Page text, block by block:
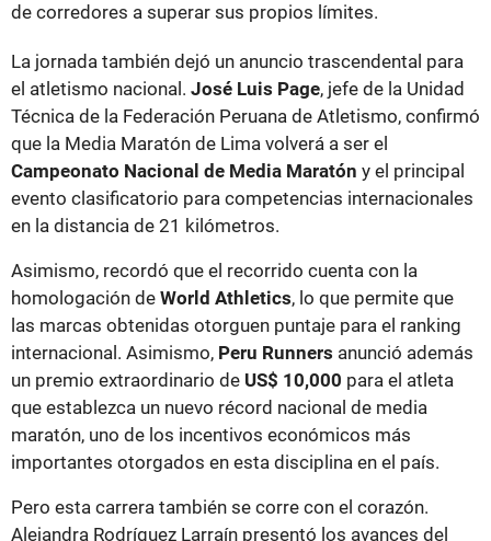
de corredores a superar sus propios límites.
La jornada también dejó un anuncio trascendental para
el atletismo nacional. José Luis Page, jefe de la Unidad
Técnica de la Federación Peruana de Atletismo, confirmó
que la Media Maratón de Lima volverá a ser el
Campeonato Nacional de Media Maratón y el principal
evento clasificatorio para competencias internacionales
en la distancia de 21 kilómetros.
Asimismo, recordó que el recorrido cuenta con la
homologación de World Athletics, lo que permite que
las marcas obtenidas otorguen puntaje para el ranking
internacional. Asimismo, Peru Runners anunció además
un premio extraordinario de US$ 10,000 para el atleta
que establezca un nuevo récord nacional de media
maratón, uno de los incentivos económicos más
importantes otorgados en esta disciplina en el país.
Pero esta carrera también se corre con el corazón.
Alejandra Rodríguez Larraín presentó los avances del